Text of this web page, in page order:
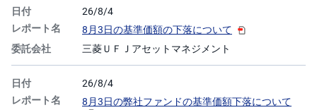
プ
ラ
チ
ナ
貨
建
M W
26/8/4
8月3日の基準価額の下落について
三菱ＵＦＪアセットマネジメント
26/8/4
8月3日の弊社ファンドの基準価額下落について